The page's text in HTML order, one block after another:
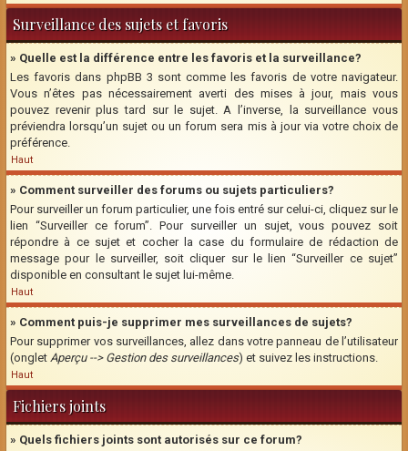
Surveillance des sujets et favoris
» Quelle est la différence entre les favoris et la surveillance?
Les favoris dans phpBB 3 sont comme les favoris de votre navigateur.
Vous n’êtes pas nécessairement averti des mises à jour, mais vous
pouvez revenir plus tard sur le sujet. A l’inverse, la surveillance vous
préviendra lorsqu’un sujet ou un forum sera mis à jour via votre choix de
préférence.
Haut
» Comment surveiller des forums ou sujets particuliers?
Pour surveiller un forum particulier, une fois entré sur celui-ci, cliquez sur le
lien “Surveiller ce forum”. Pour surveiller un sujet, vous pouvez soit
répondre à ce sujet et cocher la case du formulaire de rédaction de
message pour le surveiller, soit cliquer sur le lien “Surveiller ce sujet”
disponible en consultant le sujet lui-même.
Haut
» Comment puis-je supprimer mes surveillances de sujets?
Pour supprimer vos surveillances, allez dans votre panneau de l’utilisateur
(onglet Aperçu --> Gestion des surveillances) et suivez les instructions.
Haut
Fichiers joints
» Quels fichiers joints sont autorisés sur ce forum?